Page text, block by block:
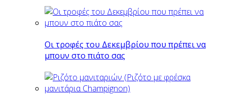
Οι τροφές του Δεκεμβρίου που πρέπει να
μπουν στο πιάτο σας